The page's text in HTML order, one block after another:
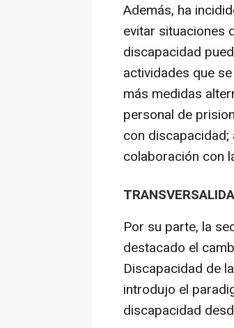
Además, ha
evitar situaciones
discapacidad
actividades que
más medidas
personal de
con
colaboración con
Por su parte, la
destacado el
Discapacidad de
introdujo el
discapacidad